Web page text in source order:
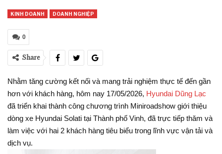
KINH DOANH DOANH NGHIỆP
0
Share
Nhằm tăng cường kết nối và mang trải nghiệm thực tế đến gần
hơn với khách hàng, hôm nay 17/05/2026, Hyundai Dũng Lạc
đã triển khai thành công chương trình Miniroadshow giới thiệu
dòng xe Hyundai Solati tại Thành phố Vinh, đã trực tiếp thăm và
làm việc với hai 2 khách hàng tiêu biểu trong lĩnh vực vận tải và
dịch vụ.